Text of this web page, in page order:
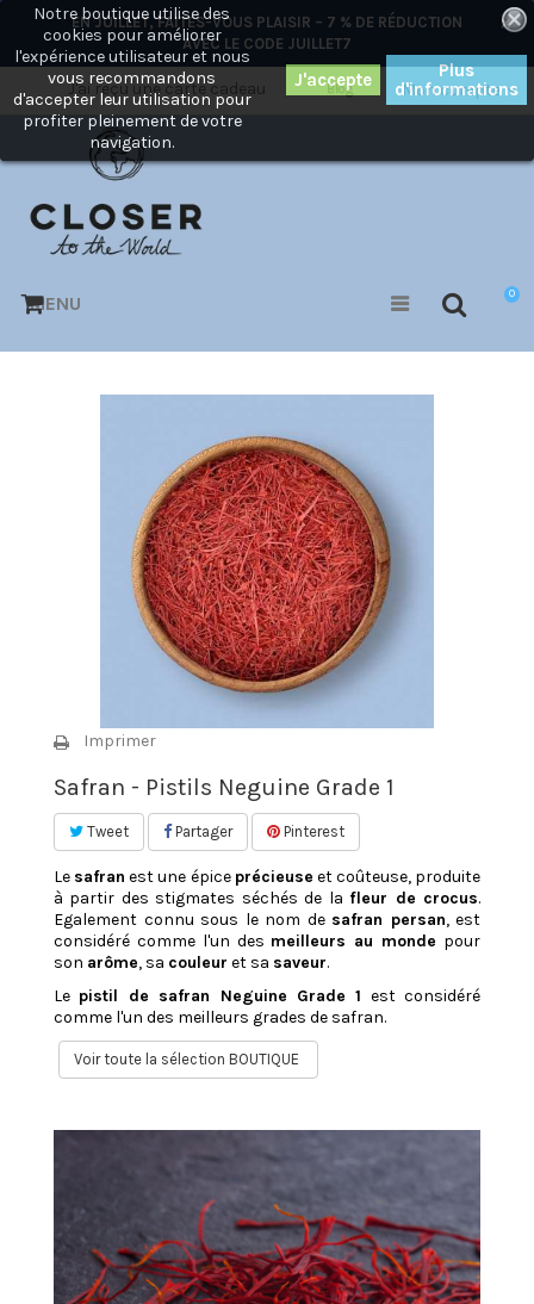
EN JUILLET, FAITES-VOUS PLAISIR – 7 % DE RÉDUCTION
AVEC LE CODE JUILLET7
×
Mon compte
Blog
J'ai reçu une carte cadeau
0
MENU
Notre boutique utilise des
cookies pour améliorer
l'expérience utilisateur et nous
vous recommandons
d'accepter leur utilisation pour
profiter pleinement de votre
navigation.
Plus
d'informations
Imprimer
Safran - Pistils Neguine Grade 1
Tweet Partager Pinterest
Le safran est une épice précieuse et coûteuse, produite
à partir des stigmates séchés de la fleur de crocus.
Egalement connu sous le nom de safran persan, est
considéré comme l'un des meilleurs au monde pour
son arôme, sa couleur et sa saveur.
Le pistil de safran Neguine Grade 1 est considéré
comme l'un des meilleurs grades de safran.
Voir toute la sélection BOUTIQUE